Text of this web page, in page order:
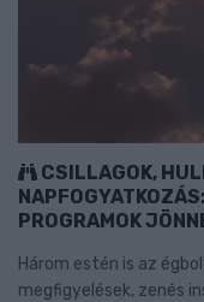
CSILLAGOK,
PROGRAMOK
Három estén is az
megfigyelések, zenés